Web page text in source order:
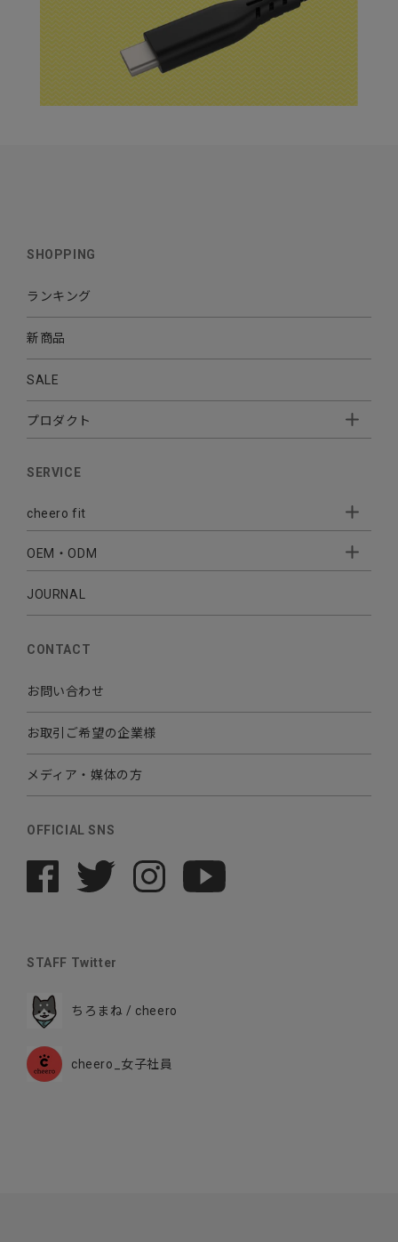
SHOPPING
ランキング
新商品
SALE
プロダクト
AUDIO
CABLE CHARGER
Sleepion
MOBILE
SERVICE
cheero fit
- Sleepion3
- 軟骨伝導式集音器
OEM・ODM
- OEM・ODM 開発
JOURNAL
CONTACT
お問い合わせ
お取引ご希望の企業様
メディア・媒体の方
OFFICIAL SNS
STAFF Twitter
ちろまね / cheero
cheero_女子社員